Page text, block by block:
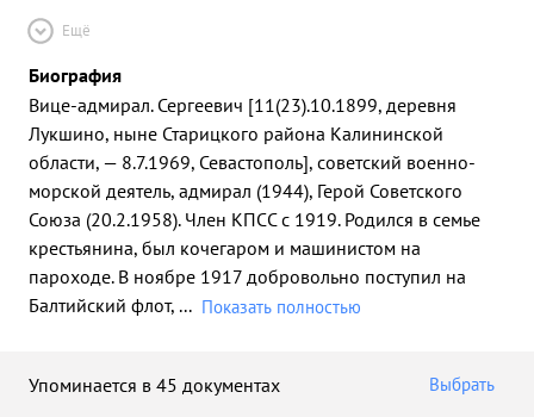
Ещё
Биография
Вице-адмирал. Сергеевич [11(23).10.1899, деревня
Лукшино, ныне Старицкого района Калининской
области, — 8.7.1969, Севастополь], советский военно-
морской деятель, адмирал (1944), Герой Советского
Союза (20.2.1958). Член КПСС с 1919. Родился в семье
крестьянина, был кочегаром и машинистом на
пароходе. В ноябре 1917 добровольно поступил на
Балтийский флот, ... Показать полностью
Упоминается в 45 документах Выбрать